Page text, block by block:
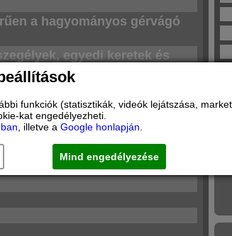
a hagyományos gérvágó
egyedi keretek és
funkciónak
funkciók (statisztikák, videók lejátszása,
kat engedélyezheti.
, illetve a Google honlapján.
Mind engedélyezése